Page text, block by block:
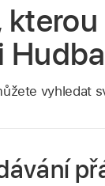
vyhledat